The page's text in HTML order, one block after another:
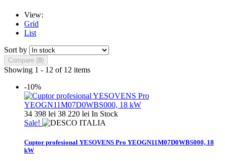
View:
Grid
List
Sort by
Compare (0)
Showing 1 - 12 of 12 items
-10%
34 398 lei 38 220 lei In Stock
Sale!
Cuptor profesional YESOVENS Pro YEOGN11M07D0WBS000, 18
kW